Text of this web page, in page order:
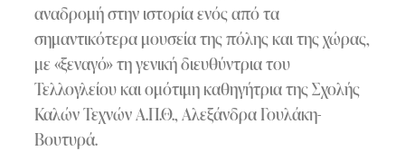
αναδρομή στην ιστορία ενός από τα
σημαντικότερα μουσεία της πόλης και της χώρας,
με «ξεναγό» τη γενική διευθύντρια του
Τελλογλείου και ομότιμη καθηγήτρια της Σχολής
Καλών Τεχνών Α.Π.Θ., Αλεξάνδρα Γουλάκη-
Βουτυρά.